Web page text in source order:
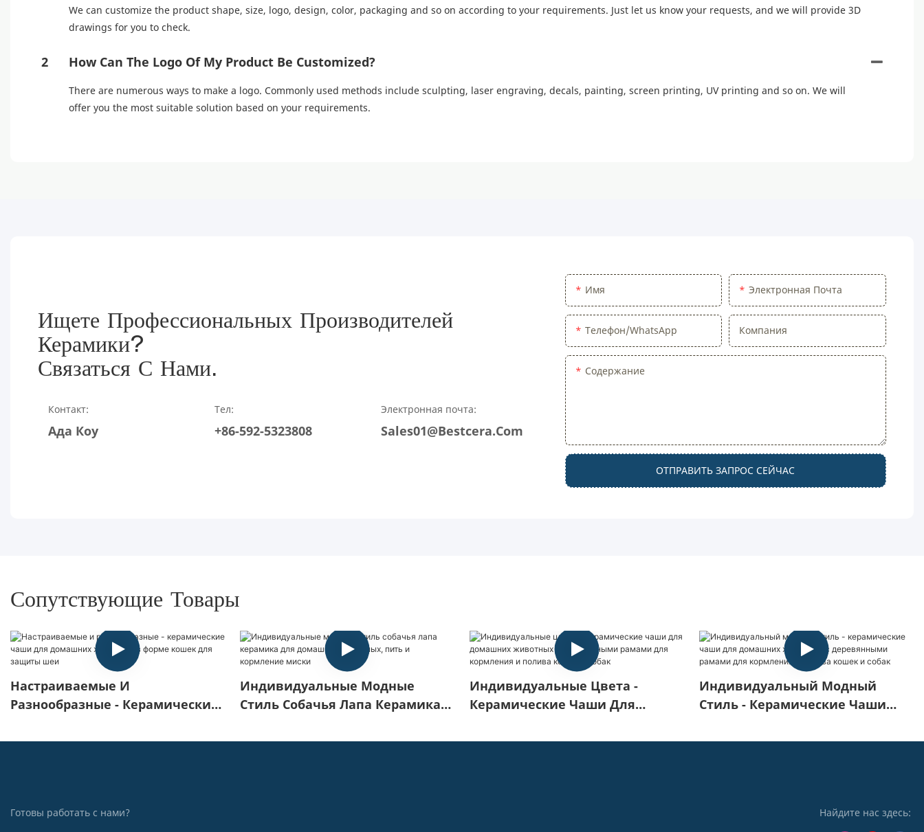
We can customize the product shape, size, logo, design, color, packaging and so on according to your requirements. Just let us know your requests, and we will provide 3D
drawings for you to check.
2 How Can The Logo Of My Product Be Customized?
There are numerous ways to make a logo. Commonly used methods include sculpting, laser engraving, decals, painting, screen printing, UV printing and so on. We will
offer you the most suitable solution based on your requirements.
Ищете Профессиональных Производителей
Керамики?
Связаться С Нами.
Контакт:
Ада Коу
Тел:
+86-592-5323808
Электронная почта:
Sales01@bestcera.com
Имя Электронная Почта
Телефон/WhatsApp Компания
Содержание
ОТПРАВИТЬ ЗАПРОС СЕЙЧАС
Сопутствующие Товары
Настраиваемые И
Разнообразные - Керамические
В Форме Кошек Для Защиты
Индивидуальные Модные
Стиль Собачья Лапа Керамика
И Кормление Миски
Индивидуальные Цвета -
Керамические Чаши Для
Деревянными Рамами Для
Индивидуальный Модный
Стиль - Керамические Чаши
Деревянными Рамами Для
Готовы работать с нами? Найдите нас здесь: